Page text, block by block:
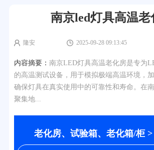
南京led灯具高温老
隆安 2025-09-28 09:13:45
内容摘要： 南京LED灯具高温老化房是专为
的高温测试设备，用于模拟极端高温环境，
确保灯具在真实使用中的可靠性和寿命。在
聚集地...
老化房、试验箱、老化箱/柜